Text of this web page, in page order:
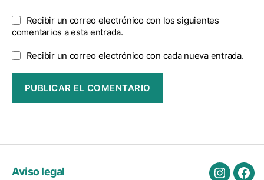
Recibir un correo electrónico con los siguientes
comentarios a esta entrada.
Recibir un correo electrónico con cada nueva entrada.
Aviso legal